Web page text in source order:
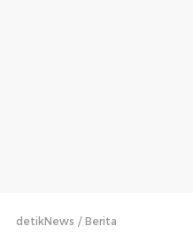
detikNews Berita